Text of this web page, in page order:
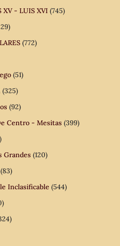
XV - LUIS XVI (745)
(772)
(51)
(325)
(92)
Centro - Mesitas (399)
Grandes (120)
(83)
Inclasificable (544)